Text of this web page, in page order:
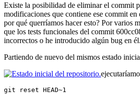
Existe la posibilidad de eliminar el commit
modificaciones que contiene ese commit en
por qué querríamos hacer esto? Por varios
que los tests funcionales del commit
incorrectos o he introducido algún bug en él.
Partiendo de nuevo del mismos estado
git reset HEAD~1